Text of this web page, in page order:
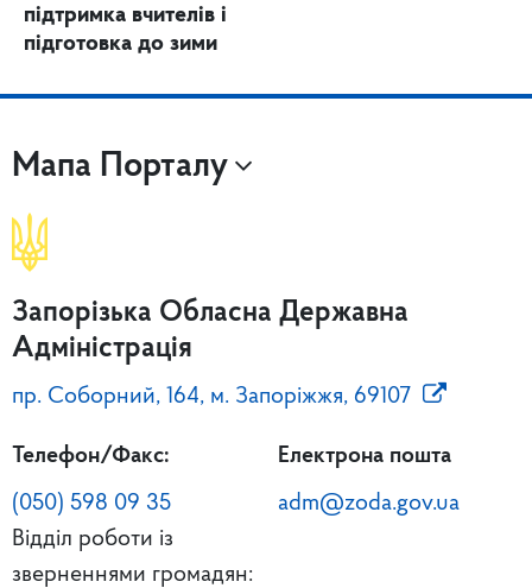
підтримка вчителів і
підготовка до зими
Мапа Порталу
Запорізька Обласна Державна
Адміністрація
пр. Соборний, 164, м. Запоріжжя, 69107
Телефон/Факс:
(050) 598 09 35
Відділ роботи із
зверненнями громадян:
Електрона пошта
adm@zoda.gov.ua